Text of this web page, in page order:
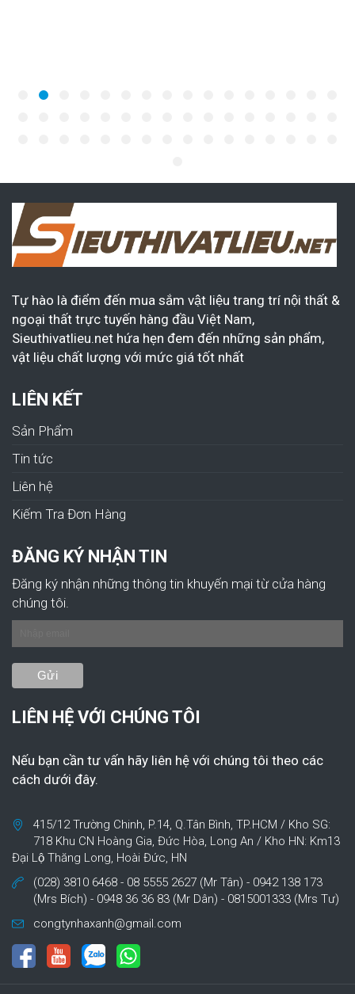
Tự hào là điểm đến mua sắm vật liệu trang trí nội thất &
ngoại thất trực tuyến hàng đầu Việt Nam,
Sieuthivatlieu.net hứa hẹn đem đến những sản phẩm,
vật liệu chất lượng với mức giá tốt nhất
LIÊN KẾT
Sản Phẩm
Tin tức
Liên hệ
Kiếm Tra Đơn Hàng
ĐĂNG KÝ NHẬN TIN
Đăng ký nhận những thông tin khuyến mại từ cửa hàng
chúng tôi.
LIÊN HỆ VỚI CHÚNG TÔI
Nếu bạn cần tư vấn hãy liên hệ với chúng tôi theo các
cách dưới đây.
415/12 Trường Chinh, P.14, Q.Tân Bình, TP.HCM / Kho SG:
718 Khu CN Hoàng Gia, Đức Hòa, Long An / Kho HN: Km13
Đại Lộ Thăng Long, Hoài Đức, HN
(028) 3810 6468 - 08 5555 2627 (Mr Tân) - 0942 138 173
(Mrs Bích) - 0948 36 36 83 (Mr Dân) - 0815001333 (Mrs Tư)
congtynhaxanh@gmail.com